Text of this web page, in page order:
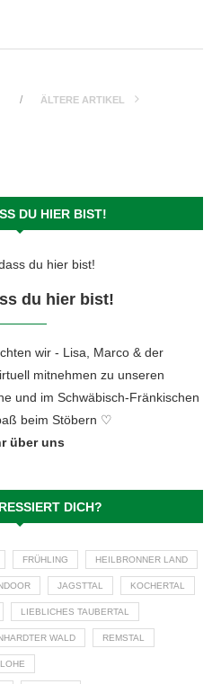
ÄLTERE ARTIKEL
DU HIER BIST!
du hier bist!
wir - Lisa, Marco & der
mitnehmen zu unseren
und im Schwäbisch-Fränkischen
beim Stöbern ♡
über uns
DICH?
FRÜHLING HEILBRONNER LAND
JAGSTTAL KOCHERTAL
LIEBLICHES TAUBERTAL
WALD REMSTAL